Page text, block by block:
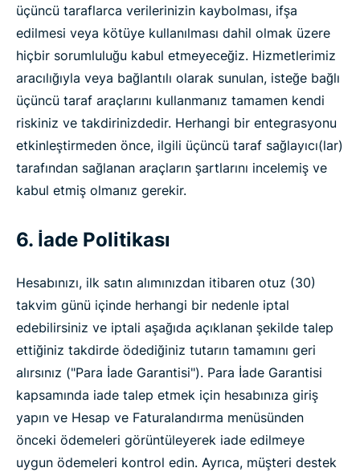
üçüncü taraflarca verilerinizin kaybolması, ifşa
edilmesi veya kötüye kullanılması dahil olmak üzere
hiçbir sorumluluğu kabul etmeyeceğiz. Hizmetlerimiz
aracılığıyla veya bağlantılı olarak sunulan, isteğe bağlı
üçüncü taraf araçlarını kullanmanız tamamen kendi
riskiniz ve takdirinizdedir. Herhangi bir entegrasyonu
etkinleştirmeden önce, ilgili üçüncü taraf sağlayıcı(lar)
tarafından sağlanan araçların şartlarını incelemiş ve
kabul etmiş olmanız gerekir.
6. İade Politikası
Hesabınızı, ilk satın alımınızdan itibaren otuz (30)
takvim günü içinde herhangi bir nedenle iptal
edebilirsiniz ve iptali aşağıda açıklanan şekilde talep
ettiğiniz takdirde ödediğiniz tutarın tamamını geri
alırsınız ("Para İade Garantisi"). Para İade Garantisi
kapsamında iade talep etmek için hesabınıza giriş
yapın ve Hesap ve Faturalandırma menüsünden
önceki ödemeleri görüntüleyerek iade edilmeye
uygun ödemeleri kontrol edin. Ayrıca, müşteri destek